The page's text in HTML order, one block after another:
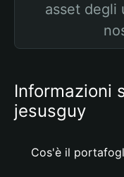
asset degli
Informazioni
jesusguy
Cos'è il